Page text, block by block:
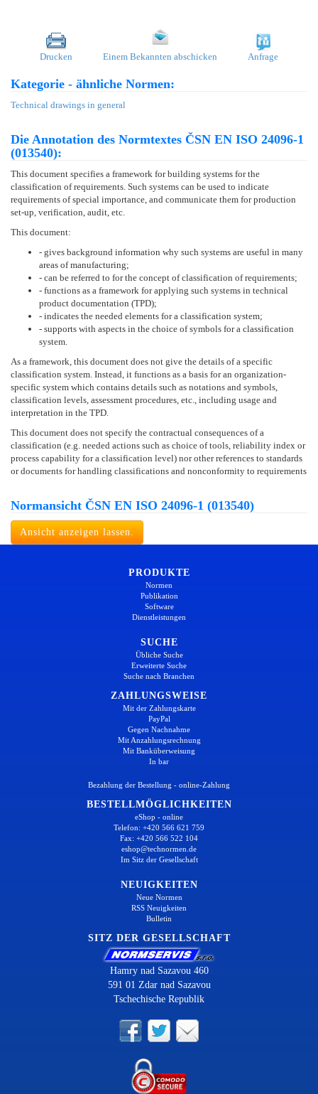
Drucken Einem Bekannten abschicken Anfrage
Kategorie - ähnliche Normen:
Technical drawings in general
Die Annotation des Normtextes ČSN EN ISO 24096-1
(013540):
This document specifies a framework for building systems for the
classification of requirements. Such systems can be used to indicate
requirements of special importance, and communicate them for production
set-up, verification, audit, etc.
This document:
- gives background information why such systems are useful in many
areas of manufacturing;
- can be referred to for the concept of classification of requirements;
- functions as a framework for applying such systems in technical
product documentation (TPD);
- indicates the needed elements for a classification system;
- supports with aspects in the choice of symbols for a classification
system.
As a framework, this document does not give the details of a specific
classification system. Instead, it functions as a basis for an organization-
specific system which contains details such as notations and symbols,
classification levels, assessment procedures, etc., including usage and
interpretation in the TPD.
This document does not specify the contractual consequences of a
classification (e.g. needed actions such as choice of tools, reliability index or
process capability for a classification level) nor other references to standards
or documents for handling classifications and nonconformity to requirements
Normansicht ČSN EN ISO 24096-1 (013540)
Ansicht anzeigen lassen.
PRODUKTE
Normen
Publikation
Software
Dienstleistungen
SUCHE
Übliche Suche
Erweiterte Suche
Suche nach Branchen
ZAHLUNGSWEISE
Mit der Zahlungskarte
PayPal
Gegen Nachnahme
Mit Anzahlungsrechnung
Mit Banküberweisung
In bar
Bezahlung der Bestellung - online-Zahlung
BESTELLMÖGLICHKEITEN
eShop - online
Telefon: +420 566 621 759
Fax: +420 566 522 104
eshop@technormen.de
Im Sitz der Gesellschaft
NEUIGKEITEN
Neue Normen
RSS Neuigkeiten
Bulletin
SITZ DER GESELLSCHAFT
Hamry nad Sazavou 460
591 01 Zdar nad Sazavou
Tschechische Republik